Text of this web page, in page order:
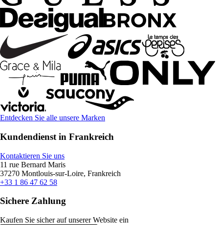
Entdecken Sie alle unsere Marken
Kundendienst in Frankreich
Kontaktieren Sie uns
11 rue Bernard Maris
37270 Montlouis-sur-Loire, Frankreich
+33 1 86 47 62 58
Sichere Zahlung
Kaufen Sie sicher auf unserer Website ein